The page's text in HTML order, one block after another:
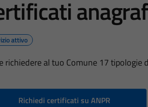
attivo
richiedere al tuo Comune 17
Richiedi certificati su ANPR